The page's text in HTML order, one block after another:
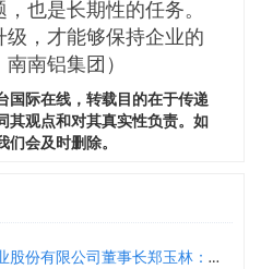
也是长期性的任务。
，才能够保持企业的
南铝集团）
国际在线，转载目的在于传递
其观点和对其真实性负责。如
会及时删除。
长郑玉林：通过“二次创业”实现铝产业转型升级